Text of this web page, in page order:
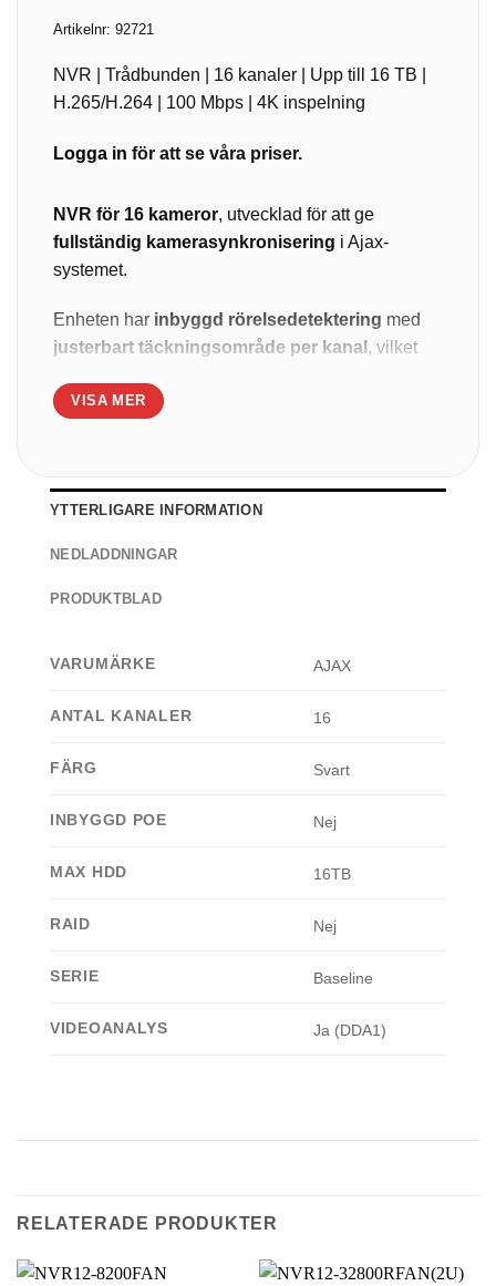
Artikelnr: 92721
NVR | Trådbunden | 16 kanaler | Upp till 16 TB |
H.265/H.264 | 100 Mbps | 4K inspelning
Logga in för att se våra priser.
NVR för 16 kameror, utvecklad för att ge
fullständig kamerasynkronisering i Ajax-
systemet.
Enheten har inbyggd rörelsedetektering med
justerbart täckningsområde per kanal, vilket
•NDAA compliant
•Bandbredd:
•Ethernet-interface
0°C till +40°C
VISA MER
YTTERLIGARE INFORMATION
NEDLADDNINGAR
PRODUKTBLAD
VARUMÄRKE AJAX
ANTAL KANALER 16
FÄRG Svart
INBYGGD POE Nej
MAX HDD 16TB
RAID Nej
SERIE Baseline
VIDEOANALYS Ja (DDA1)
RELATERADE PRODUKTER